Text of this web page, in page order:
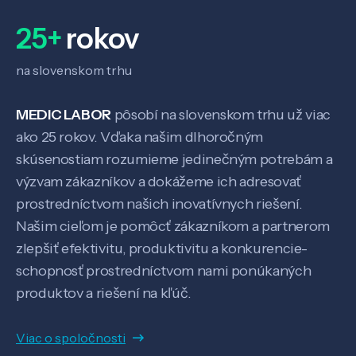
Veda a výskum
Pôsobenie
25+rokov
na slovenskom trhu
MEDIC LABOR pôsobí na slovenskom trhu už viac
ako 25 rokov. Vďaka našim dlhoročným
skúsenostiam rozumieme jedinečným potrebám a
výzvam zákazníkov a dokážeme ich adresovať
prostredníctvom našich inovatívnych riešení.
Našim cieľom je pomôcť zákazníkom a partnerom
zlepšiť efektivitu, produktivitu a konkurencie-
schopnosť prostredníctvom nami ponúkaných
produktov a riešení na kľúč.
Viac o spoločnosti